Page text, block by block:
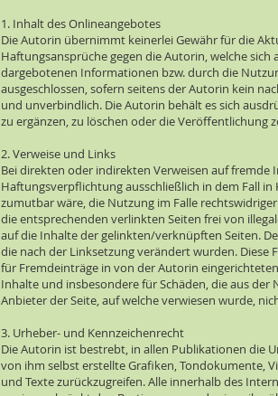
1. Inhalt des Onlineangebotes
Die Autorin übernimmt keinerlei Gewähr für die
Haftungsansprüche gegen die Autorin, welche
dargebotenen Informationen bzw. durch die
ausgeschlossen, sofern seitens der Autorin kein
und unverbindlich. Die Autorin behält es sich
zu ergänzen, zu löschen oder die Veröffentlichung
2. Verweise und Links
Bei direkten oder indirekten Verweisen auf fremde
Haftungsverpflichtung ausschließlich in dem Fall
zumutbar wäre, die Nutzung im Falle
die entsprechenden verlinkten Seiten frei von
auf die Inhalte der gelinkten/verknüpften Seiten.
die nach der Linksetzung verändert wurden. Diese
für Fremdeinträge in von der Autorin
Inhalte und insbesondere für Schäden, die aus
Anbieter der Seite, auf welche verwiesen wurde,
3. Urheber- und Kennzeichenrecht
Die Autorin ist bestrebt, in allen Publikationen die
von ihm selbst erstellte Grafiken, Tondokumente,
und Texte zurückzugreifen. Alle innerhalb des